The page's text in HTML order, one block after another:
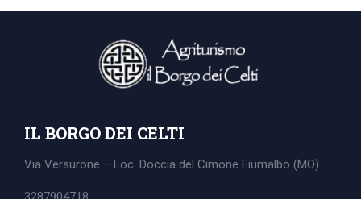
IL BORGO DEI CELTI
Via Versurone – Loc. Doccia del Cimone Fiumalbo (MO)